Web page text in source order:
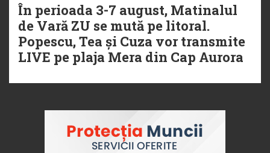
În perioada 3-7 august, Matinalul
de Vară ZU se mută pe litoral.
Popescu, Tea și Cuza vor transmite
LIVE pe plaja Mera din Cap Aurora